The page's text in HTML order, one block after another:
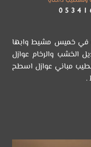
في خميس مشيط وابها
الخشب والرخام عوازل
مباني عوازل اسطح
.